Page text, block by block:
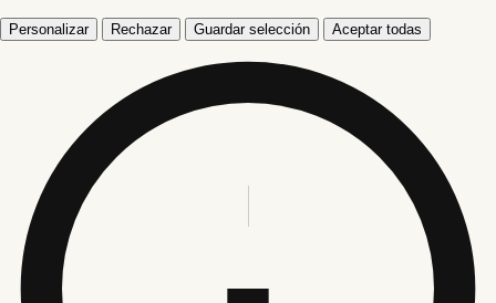
Personalizar Rechazar Guardar selección Aceptar todas